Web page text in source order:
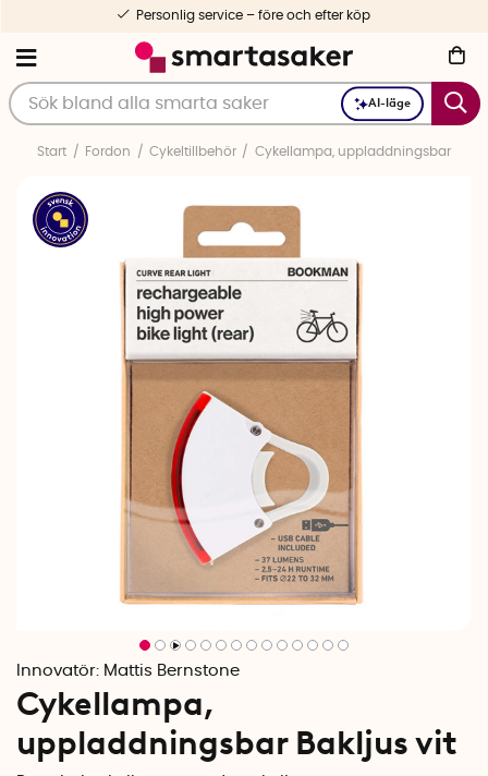
AI-läge
Personlig service – före och efter köp
Start Fordon Cykeltillbehör Cykellampa, uppladdningsbar
Innovatör: Mattis Bernstone
Cykellampa,
uppladdningsbar Bakljus vit